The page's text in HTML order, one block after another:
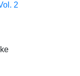
2